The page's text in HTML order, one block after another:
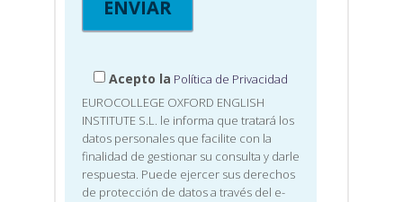
Acepto la Política de Privacidad
EUROCOLLEGE OXFORD ENGLISH
INSTITUTE S.L. le informa que tratará los
datos personales que facilite con la
finalidad de gestionar su consulta y darle
respuesta. Puede ejercer sus derechos
de protección de datos a través del e-